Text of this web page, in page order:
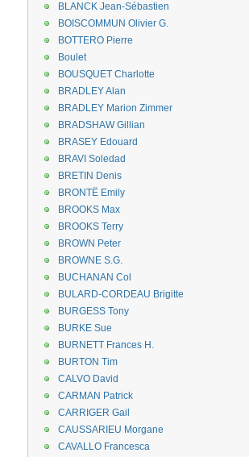
BLANCK Jean-Sébastien
BOISCOMMUN Olivier G.
BOTTERO Pierre
Boulet
BOUSQUET Charlotte
BRADLEY Alan
BRADLEY Marion Zimmer
BRADSHAW Gillian
BRASEY Edouard
BRAVI Soledad
BRETIN Denis
BRONTË Emily
BROOKS Max
BROOKS Terry
BROWN Peter
BROWNE S.G.
BUCHANAN Col
BULARD-CORDEAU Brigitte
BURGESS Tony
BURKE Sue
BURNETT Frances H.
BURTON Tim
CALVO David
CARMAN Patrick
CARRIGER Gail
CAUSSARIEU Morgane
CAVALLO Francesca